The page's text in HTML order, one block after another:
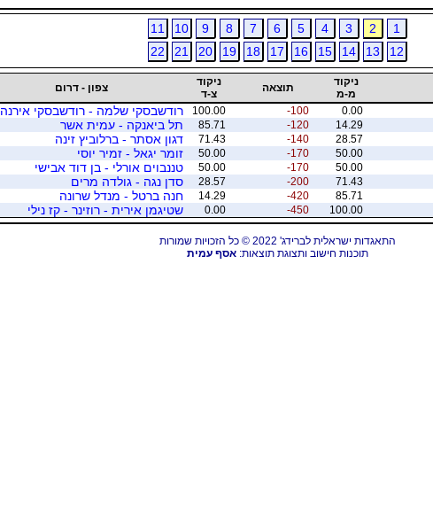
1
2
3
4
5
6
7
8
9
10
11
12
13
14
15
16
17
18
19
20
21
22
ניקוד
מ-מ
תוצאה
ניקוד
צ-ד
צפון - דרום
0.00
-100
100.00
רודשבסקי שלמה - רודשבסקי אירנה
14.29
-120
85.71
תל ביאנקה - עמית אשר
28.57
-140
71.43
דגון אסתר - ברלוביץ זינה
50.00
-170
50.00
זומר יגאל - זמיר יוסי
50.00
-170
50.00
טננבוים אורלי - בן דוד אבישי
71.43
-200
28.57
סדן נגה - גולדה מרים
85.71
-420
14.29
חנה ברטל - מנדל שרונה
100.00
-450
0.00 שטיגמן אירית - רוזינר - קז נילי
התאגדות ישראלית לברידג' 2022 © כל הזכויות שמורות
תוכנות חישוב ותצוגת תוצאות:אסף עמית